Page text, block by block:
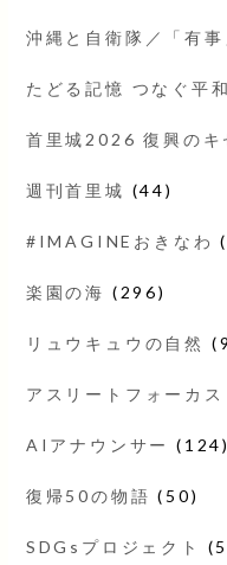
沖縄と自衛隊／「有事
たどる記憶 つなぐ平和
首里城2026 復興のキ
週刊首里城 (44)
#IMAGINEおきなわ
楽園の海 (296)
リュウキュウの自然
アスリートフォーカス
AIアナウンサー (124)
復帰50の物語 (50)
SDGsプロジェクト